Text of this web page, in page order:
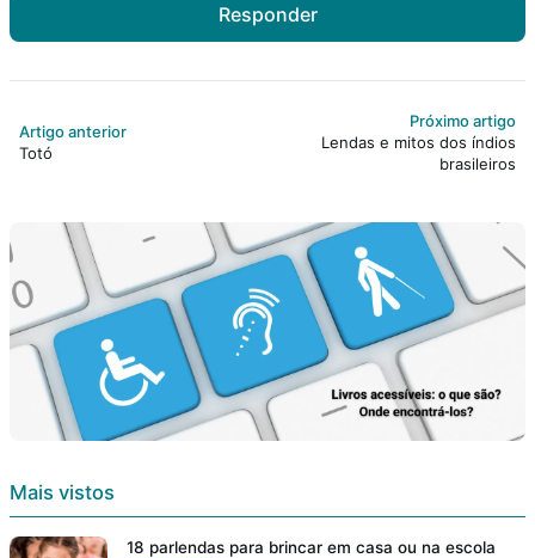
Responder
Artigo anterior
Totó
Próximo artigo
Lendas e mitos dos índios
brasileiros
Mais vistos
18 parlendas para brincar em casa ou na escola